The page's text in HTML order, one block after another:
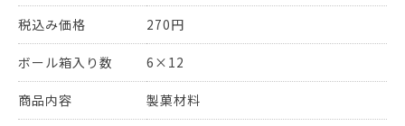
税込み価格 270円
ボール箱入り数 6×12
商品内容 製菓材料